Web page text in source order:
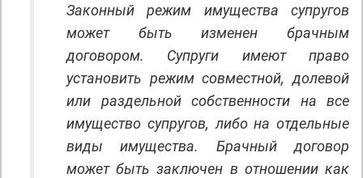
Законный режим имущества супругов
может быть изменен брачным
договором. Супруги имеют право
установить режим совместной, долевой
или раздельной собственности на все
имущество супругов, либо на отдельные
виды имущества. Брачный договор
может быть заключен в отношении как